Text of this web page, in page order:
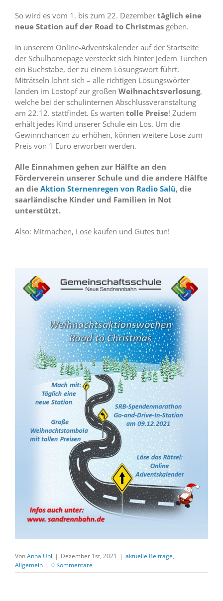
So wird es vom 1. bis zum 22. Dezember täglich eine
neue Station auf der Road to Christmas geben.
In unserem Online-Adventskalender auf der Startseite
der Schulhomepage versteckt sich hinter jedem Türchen
ein Buchstabe, der zu einem Lösungswort führt.
Miträtseln lohnt sich – alle richtigen Lösungswörter
landen im Lostopf zur großen Weihnachtsverlosung,
welche bei der schulinternen Abschlussveranstaltung
am 22.12. stattfindet. Es warten tolle Preise! Zudem
erhält jedes Kind unserer Schule ein Los. Um die
Gewinnchancen zu erhöhen, können weitere Lose zum
Preis von 1 Euro erworben werden.
Alle Einnahmen gehen zur Hälfte an den
Förderverein unserer Schule und die andere Hälfte
an die Aktion Sternenregen von Radio Salü, die
saarländische Kinder und Familien in Not
unterstützt.
Also: Mitmachen, Lose kaufen und Gutes tun!
VonAnna Uhl | Dezember 1st, 2021 | aktuelle Beiträge,
Allgemein | 0 Kommentare